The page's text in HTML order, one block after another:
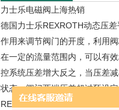
力士乐电磁阀上海热销
德国力士乐REXROTH动态压
作用来调节阀门的开度，利用
在一定的流量范围内，可以有
控系统压差增大反之，当压差
状态，阀门两端压差超过预设
REXROTH电磁阀亦称：自力